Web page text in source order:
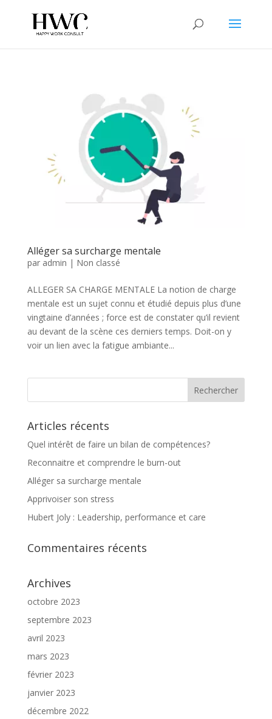
Alléger sa surcharge mentale
par admin | Non classé
ALLEGER SA CHARGE MENTALE La notion de charge
mentale est un sujet connu et étudié depuis plus d’une
vingtaine d’années ; force est de constater qu’il revient
au devant de la scène ces derniers temps. Doit-on y
voir un lien avec la fatigue ambiante...
Articles récents
Quel intérêt de faire un bilan de compétences?
Reconnaitre et comprendre le burn-out
Alléger sa surcharge mentale
Apprivoiser son stress
Hubert Joly : Leadership, performance et care
Commentaires récents
Archives
octobre 2023
septembre 2023
avril 2023
mars 2023
février 2023
janvier 2023
décembre 2022